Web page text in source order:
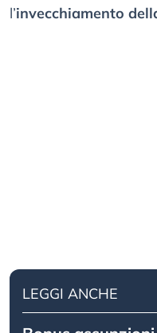
l’invecchiamento
LEGGI ANCHE